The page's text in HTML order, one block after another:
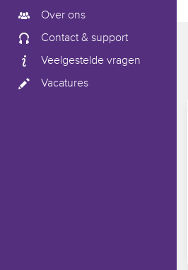
Over ons
Contact & support
Veelgestelde vragen
Vacatures